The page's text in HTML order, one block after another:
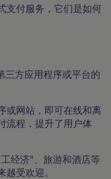
支付服务，它们是如何
三方应用程序或平台的
或网站，即可在线和离
流程，提升了用户体
经济"、旅游和酒店等
受欢迎。